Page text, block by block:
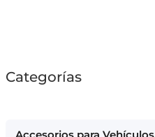
Categorías